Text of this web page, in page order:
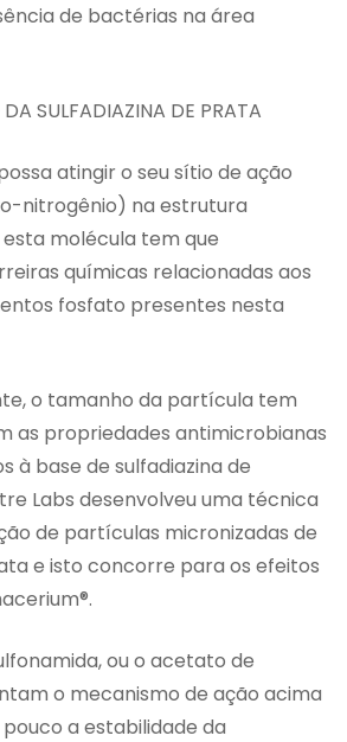
de bactérias na área
SULFADIAZINA DE PRATA
atingir o seu sítio de ação
nitrogênio) na estrutura
esta molécula tem que
químicas relacionadas aos
fosfato presentes nesta
o tamanho da partícula tem
as propriedades antimicrobianas
à base de sulfadiazina de
Labs desenvolveu uma técnica
de partículas micronizadas de
e isto concorre para os efeitos
ou o acetato de
o mecanismo de ação acima
a estabilidade da